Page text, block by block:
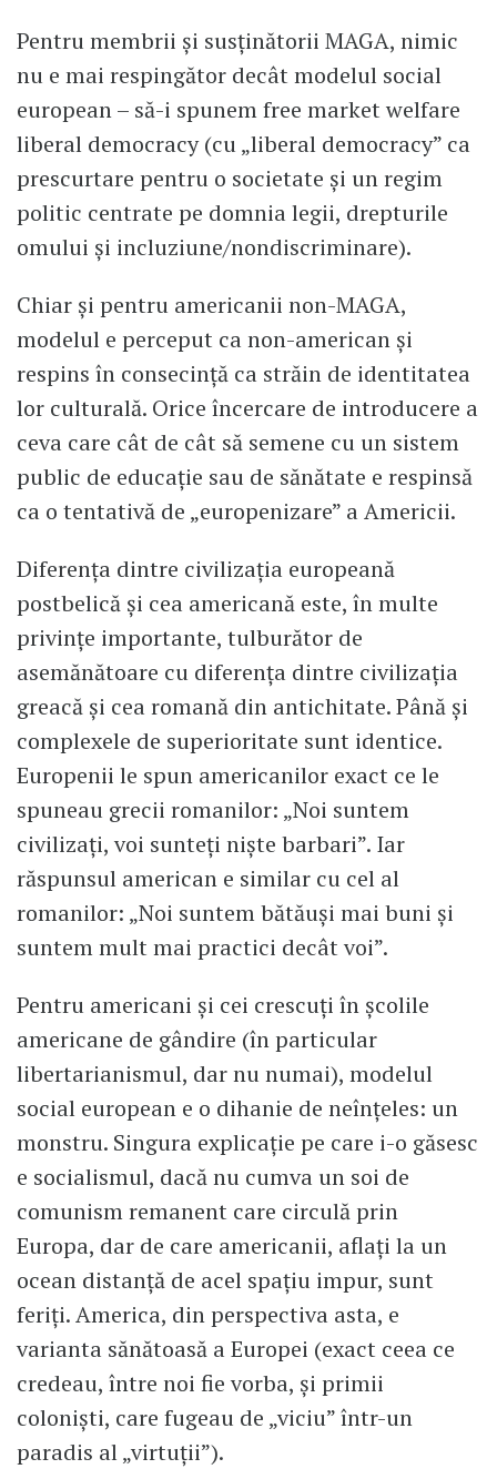
Pentru membrii și susținătorii MAGA, nimic
nu e mai respingător decât modelul social
european – să-i spunem free market welfare
liberal democracy (cu „liberal democracy” ca
prescurtare pentru o societate și un regim
politic centrate pe domnia legii, drepturile
omului și incluziune/nondiscriminare).
Chiar și pentru americanii non-MAGA,
modelul e perceput ca non-american și
respins în consecință ca străin de identitatea
lor culturală. Orice încercare de introducere a
ceva care cât de cât să semene cu un sistem
public de educație sau de sănătate e respinsă
ca o tentativă de „europenizare” a Americii.
Diferența dintre civilizația europeană
postbelică și cea americană este, în multe
privințe importante, tulburător de
asemănătoare cu diferența dintre civilizația
greacă și cea romană din antichitate. Până și
complexele de superioritate sunt identice.
Europenii le spun americanilor exact ce le
spuneau grecii romanilor: „Noi suntem
civilizați, voi sunteți niște barbari”. Iar
răspunsul american e similar cu cel al
romanilor: „Noi suntem bătăuși mai buni și
suntem mult mai practici decât voi”.
Pentru americani și cei crescuți în școlile
americane de gândire (în particular
libertarianismul, dar nu numai), modelul
social european e o dihanie de neînțeles: un
monstru. Singura explicație pe care i-o găsesc
e socialismul, dacă nu cumva un soi de
comunism remanent care circulă prin
Europa, dar de care americanii, aflați la un
ocean distanță de acel spațiu impur, sunt
feriți. America, din perspectiva asta, e
varianta sănătoasă a Europei (exact ceea ce
credeau, între noi fie vorba, și primii
coloniști, care fugeau de „viciu” într-un
paradis al „virtuții”).